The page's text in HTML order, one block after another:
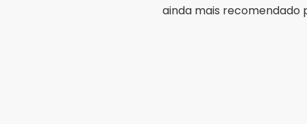
ainda mais recomendado